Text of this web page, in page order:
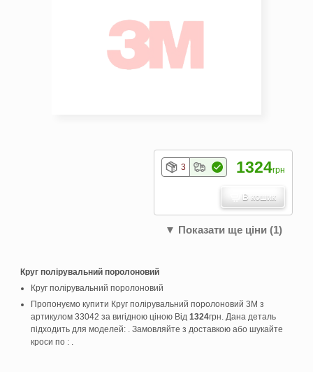
Круг полірувальний поролоновий
Круг полірувальний поролоновий
Пропонуємо купити Круг полірувальний поролоновий 3M з
артикулом 33042 за вигідною ціною Від 1324грн. Дана деталь
підходить для моделей: . Замовляйте з доставкою або шукайте
кроси по : .
3 1324грн
В кошик
▼ Показати ще ціни (1)